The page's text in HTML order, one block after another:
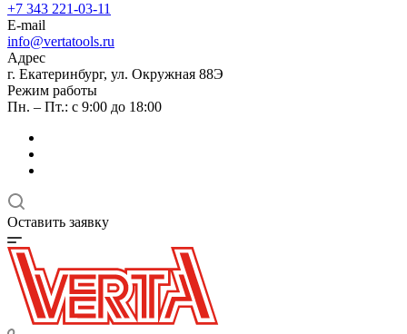
+7 343 221-03-11
E-mail
info@vertatools.ru
Адрес
г. Екатеринбург, ул. Окружная 88Э
Режим работы
Пн. – Пт.: с 9:00 до 18:00
Оставить заявку